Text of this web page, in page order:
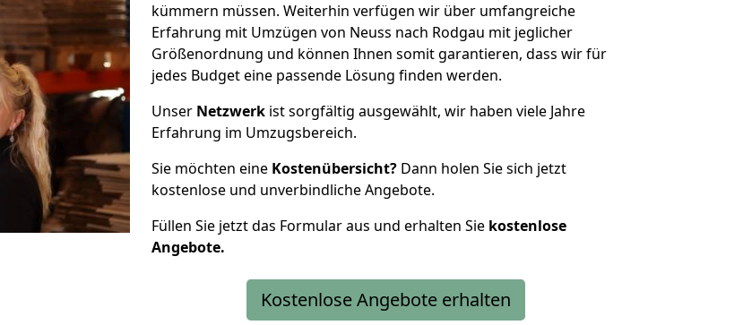
kümmern müssen. Weiterhin verfügen wir über umfangreiche
Erfahrung mit Umzügen von Neuss nach Rodgau mit jeglicher
Größenordnung und können Ihnen somit garantieren, dass wir für
jedes Budget eine passende Lösung finden werden.
Unser Netzwerk ist sorgfältig ausgewählt, wir haben viele Jahre
Erfahrung im Umzugsbereich.
Sie möchten eine Kostenübersicht? Dann holen Sie sich jetzt
kostenlose und unverbindliche Angebote.
Füllen Sie jetzt das Formular aus und erhalten Sie kostenlose
Angebote.
Kostenlose Angebote erhalten